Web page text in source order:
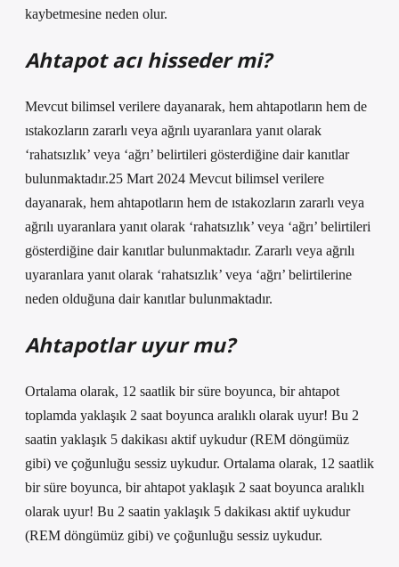
kaybetmesine neden olur.
Ahtapot acı hisseder mi?
Mevcut bilimsel verilere dayanarak, hem ahtapotların hem de
ıstakozların zararlı veya ağrılı uyaranlara yanıt olarak
‘rahatsızlık’ veya ‘ağrı’ belirtileri gösterdiğine dair kanıtlar
bulunmaktadır.25 Mart 2024 Mevcut bilimsel verilere
dayanarak, hem ahtapotların hem de ıstakozların zararlı veya
ağrılı uyaranlara yanıt olarak ‘rahatsızlık’ veya ‘ağrı’ belirtileri
gösterdiğine dair kanıtlar bulunmaktadır. Zararlı veya ağrılı
uyaranlara yanıt olarak ‘rahatsızlık’ veya ‘ağrı’ belirtilerine
neden olduğuna dair kanıtlar bulunmaktadır.
Ahtapotlar uyur mu?
Ortalama olarak, 12 saatlik bir süre boyunca, bir ahtapot
toplamda yaklaşık 2 saat boyunca aralıklı olarak uyur! Bu 2
saatin yaklaşık 5 dakikası aktif uykudur (REM döngümüz
gibi) ve çoğunluğu sessiz uykudur. Ortalama olarak, 12 saatlik
bir süre boyunca, bir ahtapot yaklaşık 2 saat boyunca aralıklı
olarak uyur! Bu 2 saatin yaklaşık 5 dakikası aktif uykudur
(REM döngümüz gibi) ve çoğunluğu sessiz uykudur.